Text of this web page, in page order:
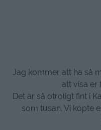
Jag kommer att ha så
att visa er
Det är så otroligt fint i
som tusan. Vi köpte